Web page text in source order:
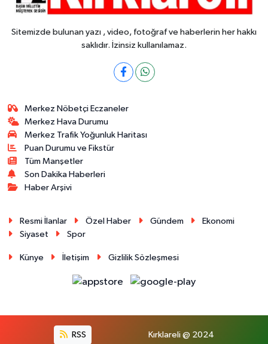
Sitemizde bulunan yazı , video, fotoğraf ve haberlerin her hakkı
saklıdır. İzinsiz kullanılamaz.
Merkez Nöbetçi Eczaneler
Merkez Hava Durumu
Merkez Trafik Yoğunluk Haritası
Puan Durumu ve Fikstür
Tüm Manşetler
Son Dakika Haberleri
Haber Arşivi
Resmi İlanlar Özel Haber Gündem
Ekonomi
Siyaset
Spor
Künye İletişim Gizlilik Sözleşmesi
RSS Kırklareli @ 2024